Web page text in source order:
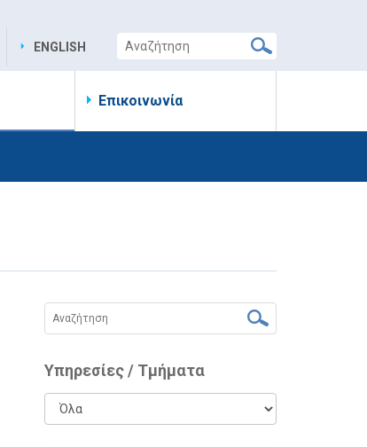
ENGLISH
Επικοινωνία
Υπηρεσίες / Τμήματα